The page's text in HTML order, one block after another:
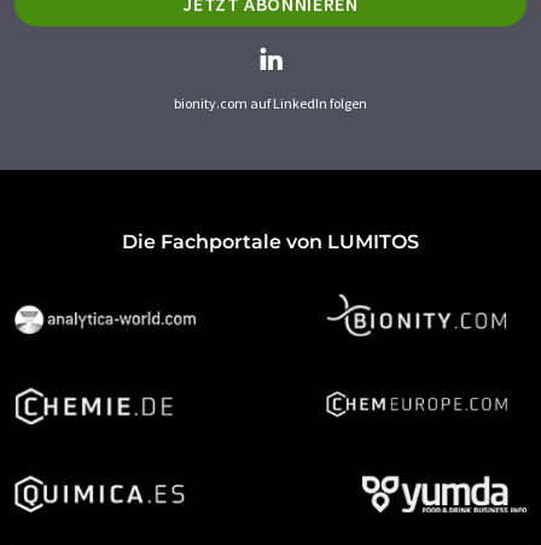
bionity.com auf LinkedIn folgen
Die Fachportale von LUMITOS